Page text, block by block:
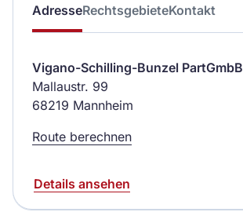
AdresseRechtsgebieteKontakt
Vigano-Schilling-Bunzel PartGmbB
Mallaustr. 99
68219 Mannheim
Route berechnen
Details ansehen